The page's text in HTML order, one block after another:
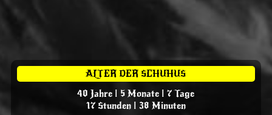
ALTER DER SCHUHUS
40 Jahre | 5 Monate | 7 Tage
17 Stunden | 38 Minuten